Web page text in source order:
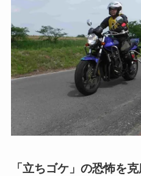
「立ちゴケ」の恐怖を